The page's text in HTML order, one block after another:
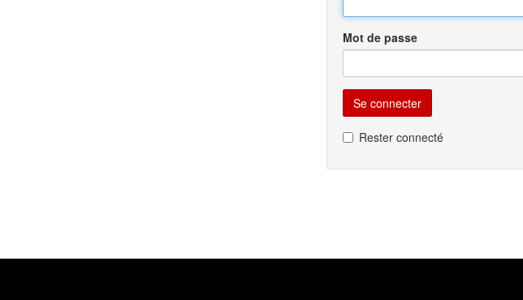
Mot de passe
Rester connecté